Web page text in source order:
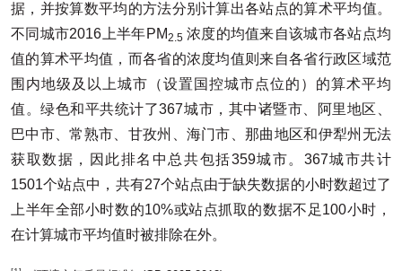
据，并按算数平均的方法分别计算出各站点的算术平均值。
不同城市2016上半年PM2.5 浓度的均值来自该城市各站点均
值的算术平均值，而各省的浓度均值则来自各省行政区域范
围内地级及以上城市（设置国控城市点位的）的算术平均
值。绿色和平共统计了367城市，其中诸暨市、阿里地区、
巴中市、常熟市、甘孜州、海门市、那曲地区和伊犁州无法
获取数据，因此排名中总共包括359城市。367城市共计
1501个站点中，共有27个站点由于缺失数据的小时数超过了
上半年全部小时数的10%或站点抓取的数据不足100小时，
在计算城市平均值时被排除在外。